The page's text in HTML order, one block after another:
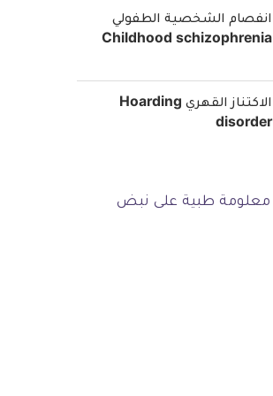
انفصام الشخصية الطفولي
Childhood schizophrenia
الاكتناز القهري Hoarding
disorder